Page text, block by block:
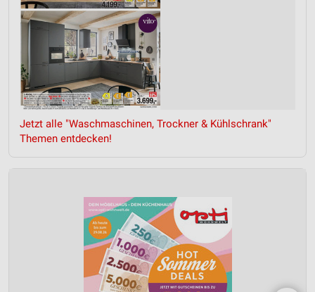
Jetzt alle "Waschmaschinen, Trockner & Kühlschrank"
Themen entdecken!
Partnerliste anzeigen (1 IAB-Anbieter)
Wir nutzen Ihre Daten für folgende Zwecke:
IAB-Verarbeitungszwecke:
Speichern von oder Zugriff auf Informationen
auf einem Endgerät
Verwendung reduzierter Daten zur Auswahl von
Erstellung von Profilen für personalisierte
personalisierter Werbung
Erstellung von Profilen zur Personalisierung
Verwendung von Profilen zur Auswahl
personalisierter Inhalte